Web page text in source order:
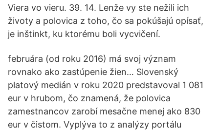
Viera vo vieru. 39. 14. Lenže vy ste nežili ich
životy a polovica z toho, čo sa pokúšajú opísať,
je inštinkt, ku ktorému boli vycvičení.
februára (od roku 2016) má svoj význam
rovnako ako zastúpenie žien… Slovenský
platový medián v roku 2020 predstavoval 1 081
eur v hrubom, čo znamená, že polovica
zamestnancov zarobí mesačne menej ako 830
eur v čistom. Vyplýva to z analýzy portálu